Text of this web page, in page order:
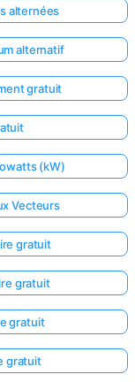
alternées
alternatif
gratuit
(kW)
Vecteurs
gratuit
gratuit
gratuit
gratuit